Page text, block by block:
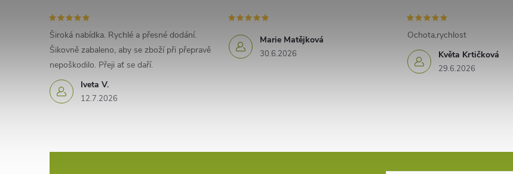
Iveta V.
12.7.2026
Široká nabídka. Rychlé a přesné dodání.
Šikovně zabaleno, aby se zboží při přepravě
nepoškodilo. Přeji ať se daří.
Marie Matějková
30.6.2026 Květa Krtičková
29.6.2026
Ochota,rychlost